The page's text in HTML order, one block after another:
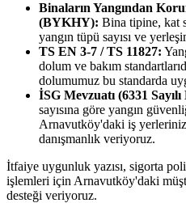
Binaların Yangından
(BYKHY): Bina tipine, kat
yangın tüpü sayısı ve
TS EN 3-7 / TS 11827:
dolum ve bakım
dolumumuz bu standarda
İSG Mevzuatı (6331
sayısına göre yangın
Arnavutköy'daki iş
danışmanlık veriyoruz.
İtfaiye uygunluk yazısı, sigorta
işlemleri için Arnavutköy'daki
desteği veriyoruz.